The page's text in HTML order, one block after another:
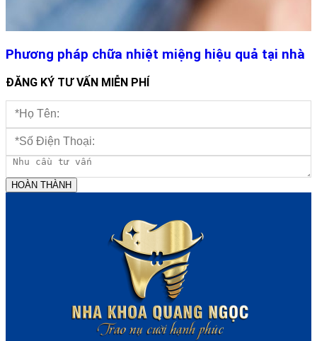
Phương pháp chữa nhiệt miệng hiệu quả tại nhà
ĐĂNG KÝ TƯ VẤN MIỄN PHÍ